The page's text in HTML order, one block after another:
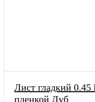
Лист гладкий
пленкой Дуб